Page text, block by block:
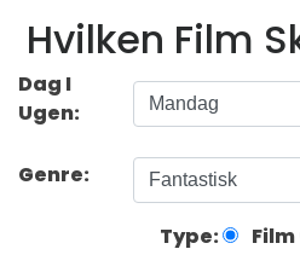
Hvilken Film
Dag I
Ugen:
Genre:
Type: Film